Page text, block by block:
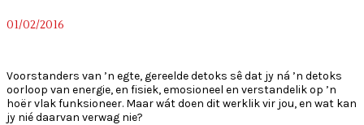
01/02/2016
Voorstanders van ’n egte, gereelde detoks sê dat jy ná ’n detoks
oorloop van energie, en fisiek, emosioneel en verstandelik op ’n
hoër vlak funksioneer. Maar wát doen dit werklik vir jou, en wat kan
jy nié daarvan verwag nie?